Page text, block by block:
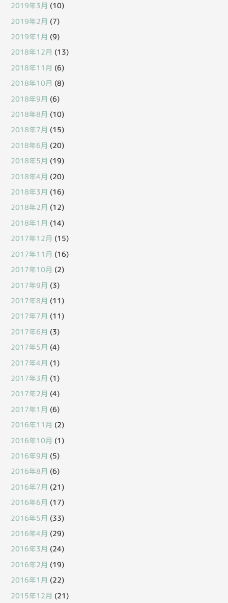
2019年3月 (10)
2019年2月 (7)
2019年1月 (9)
2018年12月 (13)
2018年11月 (6)
2018年10月 (8)
2018年9月 (6)
2018年8月 (10)
2018年7月 (15)
2018年6月 (20)
2018年5月 (19)
2018年4月 (20)
2018年3月 (16)
2018年2月 (12)
2018年1月 (14)
2017年12月 (15)
2017年11月 (16)
2017年10月 (2)
2017年9月 (3)
2017年8月 (11)
2017年7月 (11)
2017年6月 (3)
2017年5月 (4)
2017年4月 (1)
2017年3月 (1)
2017年2月 (4)
2017年1月 (6)
2016年11月 (2)
2016年10月 (1)
2016年9月 (5)
2016年8月 (6)
2016年7月 (21)
2016年6月 (17)
2016年5月 (33)
2016年4月 (29)
2016年3月 (24)
2016年2月 (19)
2016年1月 (22)
2015年12月 (21)